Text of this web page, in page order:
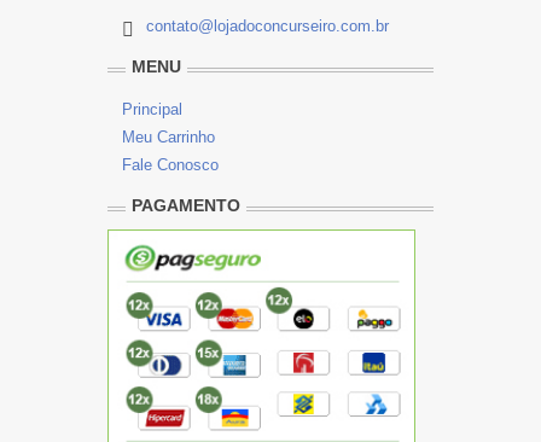
contato@lojadoconcurseiro.com.br
MENU
Principal
Meu Carrinho
Fale Conosco
PAGAMENTO